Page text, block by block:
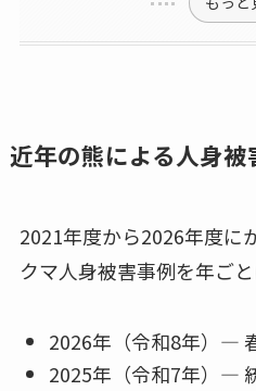
近年の熊による人身被
2021年度から2026年度に
クマ人身被害事例を年ごと
2026年（令和8年）―
2025年（令和7年）―